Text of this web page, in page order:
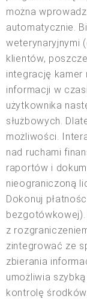
można
automatycznie.
weterynaryjnymi
klientów,
integrację
informacji w
użytkownika
służbowych.
możliwości.
nad ruchami
raportów i
nieograniczoną
Dokonuj
z
zintegrować ze
zbierania
umożliwia
kontrolę